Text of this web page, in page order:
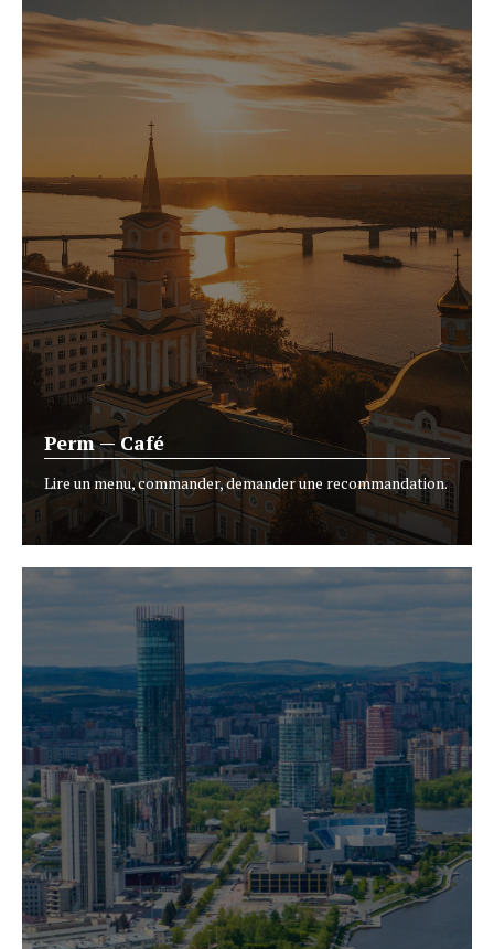
Perm — Café
Lire un menu, commander, demander une recommandation.